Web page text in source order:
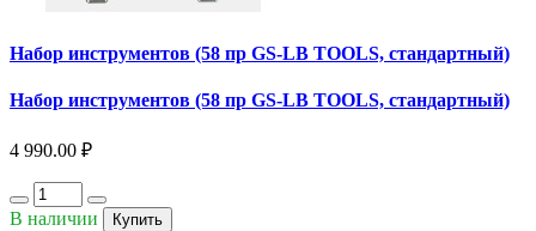
Набор инструментов (58 пр GS-LB TOOLS, стандартный)
Набор инструментов (58 пр GS-LB TOOLS, стандартный)
4 990.00 ₽
В наличии Купить